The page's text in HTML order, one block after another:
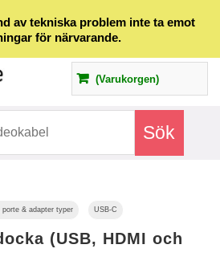
av tekniska problem inte ta emot
för närvarande.
(Varukorgen)
porte & adapter typer USB-C
(USB, HDMI och